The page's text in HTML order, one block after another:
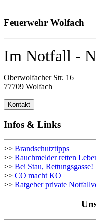
Feuerwehr Wolfach
Im Notfall -
Oberwolfacher Str. 16
77709 Wolfach
Kontakt
Infos & Links
>> Brandschutztipps
>> Rauchmelder retten
>> Bei Stau, Rettungsgasse!
>> CO macht KO
>> Ratgeber private